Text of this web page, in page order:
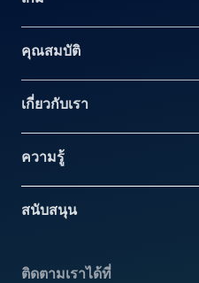
คุณสมบัติ
เกี่ยวกับเรา
ความรู้
สนับสนุน
ติดตามเราได้ที่